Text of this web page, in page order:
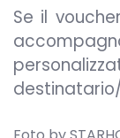
Se il